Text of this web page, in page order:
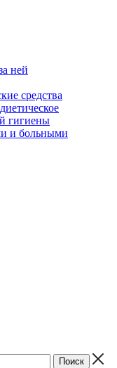
ней
средства
гигиены
и больными